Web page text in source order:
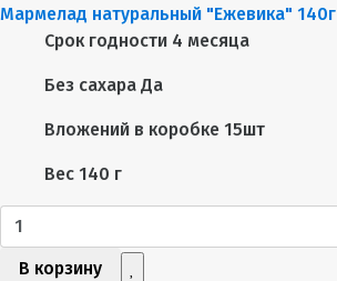
Мармелад натуральный "Ежевика" 140г
Срок годности 4 месяца
Без сахара Да
Вложений в коробке 15шт
Вес 140 г
В корзину